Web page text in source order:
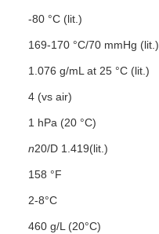
-80 °C (lit.)
169-170 °C/70 mmHg (lit.)
1.076 g/mL at 25 °C (lit.)
4 (vs air)
1 hPa (20 °C)
n20/D 1.419(lit.)
158 °F
2-8°C
460 g/L (20°C)